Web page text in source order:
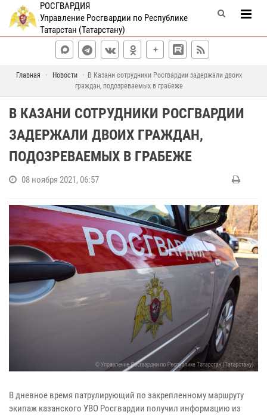
РОСГВАРДИЯ
Управление Росгвардии по Республике
Татарстан (Татарстану)
Главная Новости
В Казани сотрудники Росгвардии задержали двоих
граждан, подозреваемых в грабеже
В КАЗАНИ СОТРУДНИКИ РОСГВАРДИИ
ЗАДЕРЖАЛИ ДВОИХ ГРАЖДАН,
ПОДОЗРЕВАЕМЫХ В ГРАБЕЖЕ
08 ноября 2021, 06:57
В дневное время патрулирующий по закрепленному маршруту
экипаж казанского УВО Росгвардии получил информацию из